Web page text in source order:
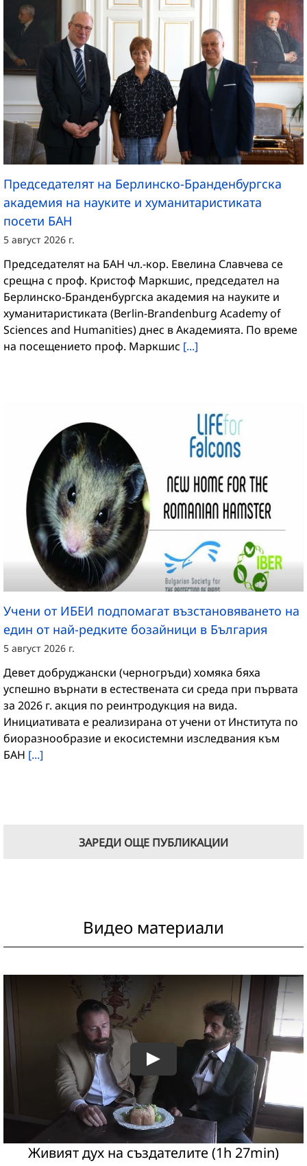
Председателят на Берлинско-Бранденбургска
академия на науките и хуманитаристиката
посети БАН
5 август 2026 г.
Председателят на БАН чл.-кор. Евелина Славчева се
срещна с проф. Кристоф Маркшис, председател на
Берлинско-Бранденбургска академия на науките и
хуманитаристиката (Berlin-Brandenburg Academy of
Sciences and Humanities) днес в Академията. По време
на посещението проф. Маркшис [...]
Учени от ИБЕИ подпомагат възстановяването на
един от най-редките бозайници в България
5 август 2026 г.
Девет добруджански (черногръди) хомяка бяха
успешно върнати в естествената си среда при първата
за 2026 г. акция по реинтродукция на вида.
Инициативата е реализирана от учени от Института по
биоразнообразие и екосистемни изследвания към
БАН [...]
ЗАРЕДИ ОЩЕ ПУБЛИКАЦИИ
Видео материали
Живият дух на създателите (1h 27min)